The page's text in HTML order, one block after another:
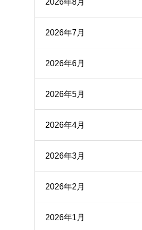
2026年8月
2026年7月
2026年6月
2026年5月
2026年4月
2026年3月
2026年2月
2026年1月